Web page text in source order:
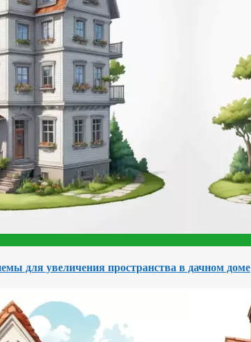
для увеличения пространства в дачном доме